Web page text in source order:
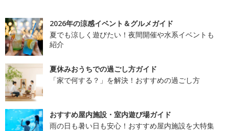
2026年の涼感イベント＆グルメガイド
夏でも涼しく遊びたい！夜間開催や水系イベントも
紹介
夏休みおうちでの過ごし方ガイド
「家で何する？」を解決！おすすめの過ごし方
おすすめ屋内施設・室内遊び場ガイド
雨の日も暑い日も安心！おすすめ屋内施設を大特集